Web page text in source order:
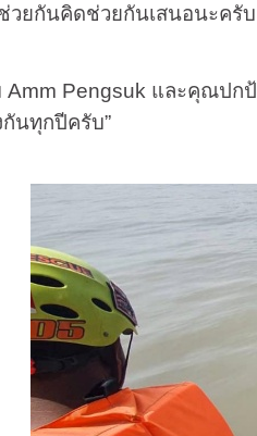
คิดช่วยกันเสนอนะครับ
Amm Pengsuk และคุณปกป้
นทุกปีครับ”